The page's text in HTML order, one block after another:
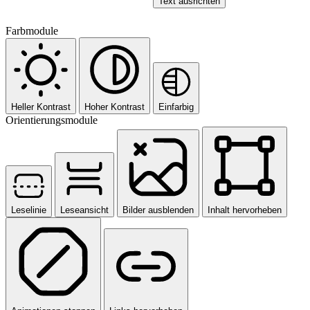
Farbmodule
Heller Kontrast Hoher Kontrast Einfarbig
Orientierungsmodule
Leselinie Leseansicht Bilder ausblenden Inhalt hervorheben